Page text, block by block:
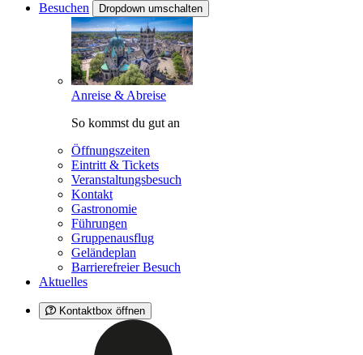
Besuchen
Dropdown umschalten
Anreise & Abreise
So kommst du gut an
Öffnungszeiten
Eintritt & Tickets
Veranstaltungsbesuch
Kontakt
Gastronomie
Führungen
Gruppenausflug
Geländeplan
Barrierefreier Besuch
Aktuelles
Kontaktbox öffnen